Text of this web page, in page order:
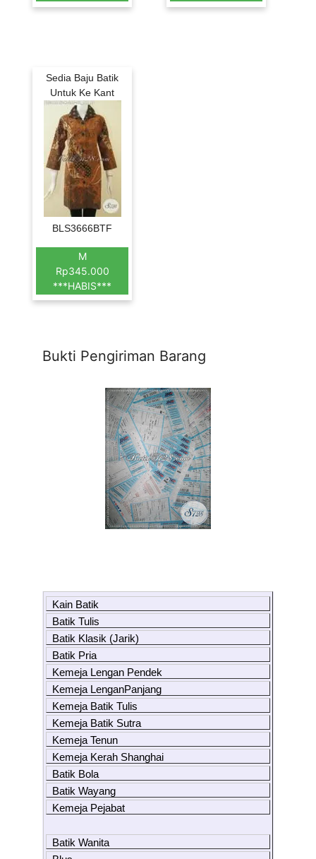
Sedia Baju Batik
Untuk Ke Kant
BLS3666BTF
M
Rp345.000
***HABIS***
Bukti Pengiriman Barang
Kain Batik
Batik Tulis
Batik Klasik (Jarik)
Batik Pria
Kemeja Lengan Pendek
Kemeja LenganPanjang
Kemeja Batik Tulis
Kemeja Batik Sutra
Kemeja Tenun
Kemeja Kerah Shanghai
Batik Bola
Batik Wayang
Kemeja Pejabat
Batik Wanita